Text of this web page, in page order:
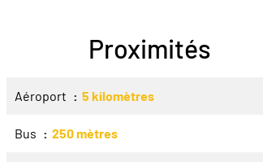
Proximités
Aéroport 5 kilomètres
Bus 250 mètres